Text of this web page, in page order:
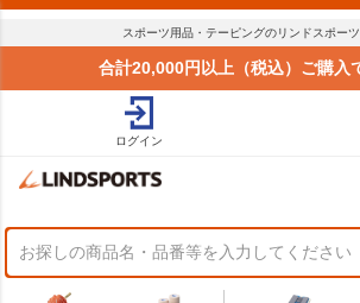
スポーツ用品・テーピングのリンドスポー
合計20,000円以上（税込）ご購入
ログイン